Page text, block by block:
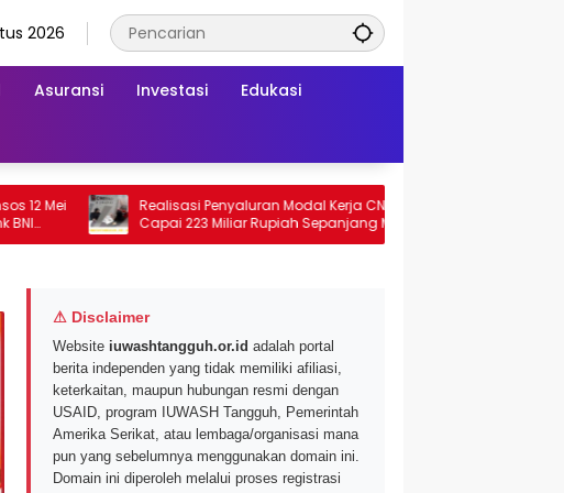
2026
Asuransi Investasi Edukasi
Realisasi Penyaluran Modal Kerja CNAF
Capai 223 Miliar Rupiah Sepanjang Maret
2026 Ini
⚠ Disclaimer
Website iuwashtangguh.or.id adalah portal
berita independen yang tidak memiliki afiliasi,
keterkaitan, maupun hubungan resmi dengan
USAID, program IUWASH Tangguh, Pemerintah
Amerika Serikat, atau lembaga/organisasi mana
pun yang sebelumnya menggunakan domain ini.
Domain ini diperoleh melalui proses registrasi